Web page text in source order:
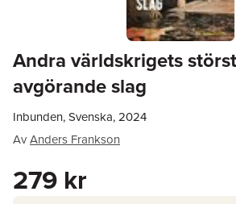
Andra världskrigets
avgörande slag
Inbunden, Svenska, 2024
AvAnders Frankson
279 kr